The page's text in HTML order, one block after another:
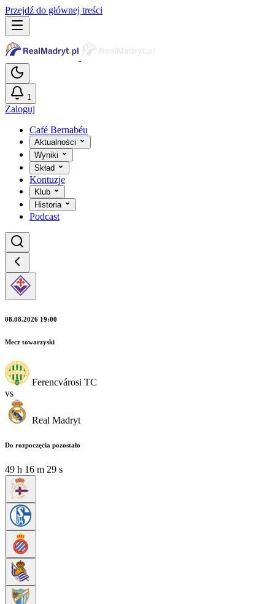
Przejdź do głównej treści
1
Zaloguj
Café Bernabéu
Aktualności
Wyniki
Skład
Kontuzje
Klub
Historia
Podcast
08.08.2026 19:00
Mecz towarzyski
Ferencvárosi TC
vs
Real Madryt
Do rozpoczęcia pozostało
49 h 16 m 29 s